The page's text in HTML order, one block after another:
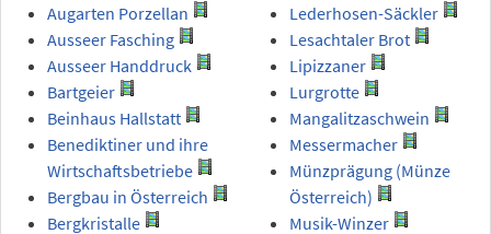
Augarten Porzellan
Ausseer Fasching
Ausseer Handdruck
Bartgeier
Beinhaus Hallstatt
Benediktiner und ihre
Wirtschaftsbetriebe
Bergbau in Österreich
Bergkristalle
Lederhosen-Säckler
Lesachtaler Brot
Lipizzaner
Lurgrotte
Mangalitzaschwein
Messermacher
Münzprägung (Münze
Österreich)
Musik-Winzer